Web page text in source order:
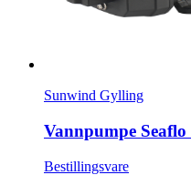
Sunwind Gylling
Vannpumpe
Bestillingsvare